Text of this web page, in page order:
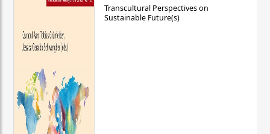
Transcultural Perspectives on
Sustainable Future(s)